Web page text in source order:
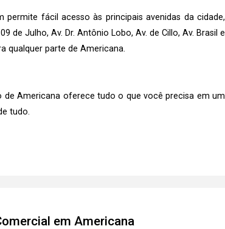
fácil acesso às principais avenidas da cidade,
de Julho, Av. Dr. Antônio Lobo, Av. de Cillo, Av. Brasil e
qualquer parte de Americana.
de Americana oferece tudo o que você precisa em um
tudo.
em Americana